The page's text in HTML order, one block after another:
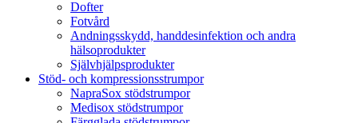
Dofter
Fotvård
Andningsskydd, handdesinfektion och andra
hälsoprodukter
Självhjälpsprodukter
Stöd- och kompressionsstrumpor
NapraSox stödstrumpor
Medisox stödstrumpor